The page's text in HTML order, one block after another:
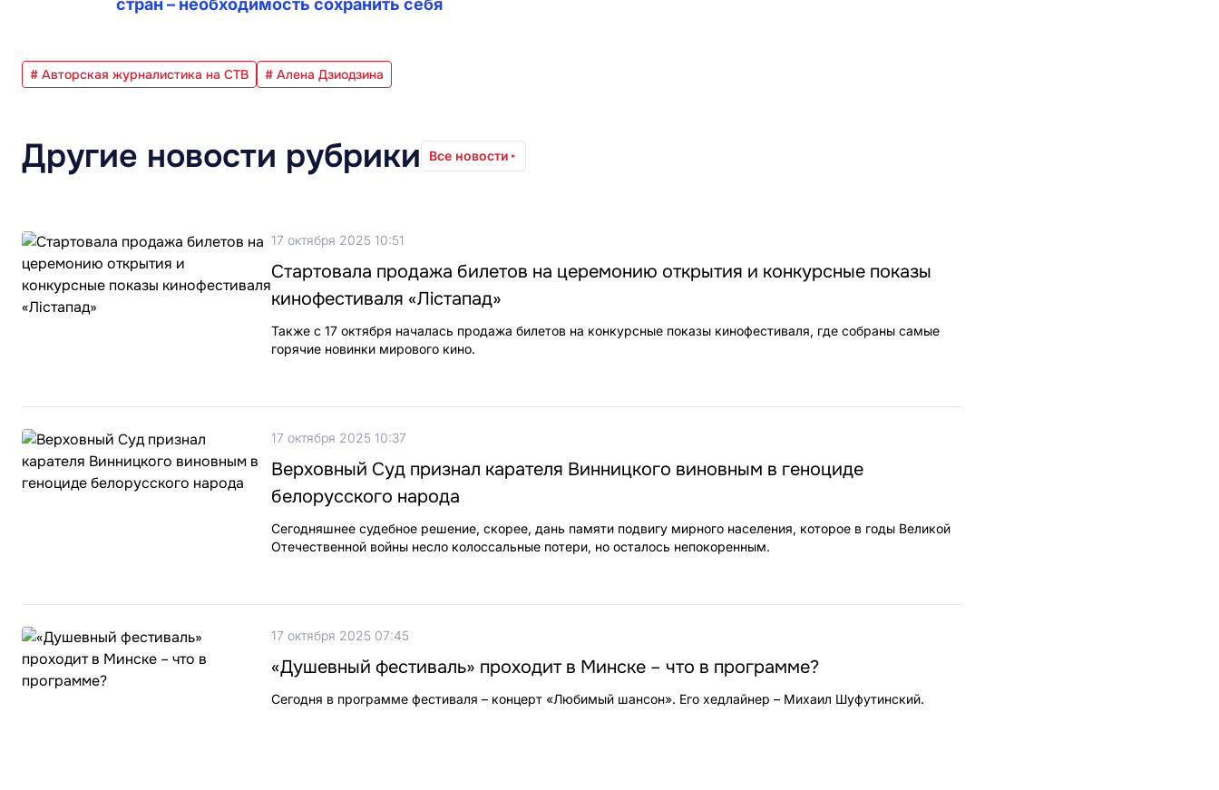
стран – необходимость сохранить себя
# Авторская журналистика на СТВ # Алена Дзиодзина
Другие новости рубрики Все новости
17 октября 2025 10:51
Стартовала продажа билетов на церемонию открытия и конкурсные показы
кинофестиваля «Лiстапад»
Также с 17 октября началась продажа билетов на конкурсные показы кинофестиваля, где собраны самые
горячие новинки мирового кино.
17 октября 2025 10:37
Верховный Суд признал карателя Винницкого виновным в геноциде
белорусского народа
Сегодняшнее судебное решение, скорее, дань памяти подвигу мирного населения, которое в годы Великой
Отечественной войны несло колоссальные потери, но осталось непокоренным.
17 октября 2025 07:45
«Душевный фестиваль» проходит в Минске – что в программе?
Сегодня в программе фестиваля – концерт «Любимый шансон». Его хедлайнер – Михаил Шуфутинский.